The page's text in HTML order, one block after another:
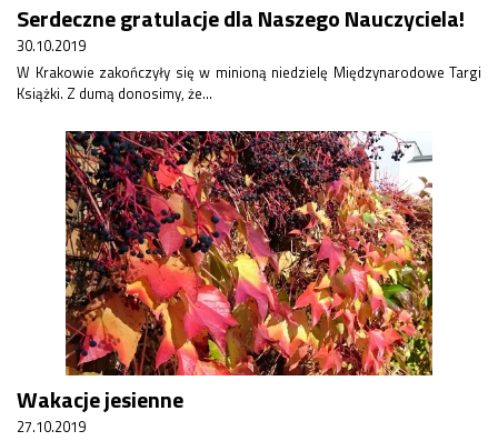
Serdeczne gratulacje dla Naszego Nauczyciela!
30.10.2019
W Krakowie zakończyły się w minioną niedzielę Międzynarodowe Targi
Książki. Z dumą donosimy, że...
Wakacje jesienne
27.10.2019